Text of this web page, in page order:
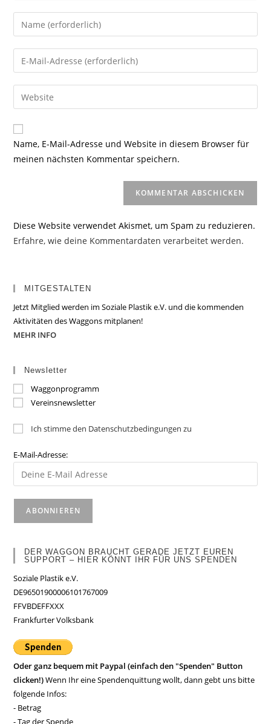
Gib
deinen
Namen
oder
zum
Kommentieren
ein
Gib
deine
E-
Mail-
zum
Kommentieren
ein
Gib
deine
Website-
URL
Name, E-Mail-Adresse und Website in diesem Browser für
meinen nächsten Kommentar speichern.
Diese Website verwendet Akismet, um Spam zu reduzieren.
Erfahre, wie deine Kommentardaten verarbeitet werden.
MITGESTALTEN
Jetzt Mitglied werden im Soziale Plastik e.V. und die kommenden
Aktivitäten des Waggons mitplanen!
MEHR INFO
Newsletter
Waggonprogramm
Vereinsnewsletter
Ich stimme den Datenschutzbedingungen zu
E-Mail-Adresse:
DER WAGGON BRAUCHT GERADE JETZT EUREN
SUPPORT – HIER KÖNNT IHR FÜR UNS SPENDEN
Soziale Plastik e.V.
DE96501900006101767009
FFVBDEFFXXX
Frankfurter Volksbank
Oder ganz bequem mit Paypal (einfach den "Spenden" Button
clicken!)Wenn Ihr eine Spendenquittung wollt, dann gebt uns bitte
folgende Infos:
- Betrag